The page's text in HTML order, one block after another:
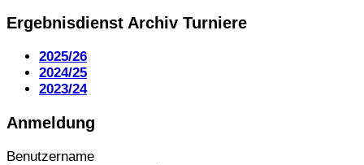
Ergebnisdienst Archiv Turniere
2025/26
2024/25
2023/24
Anmeldung
Benutzername